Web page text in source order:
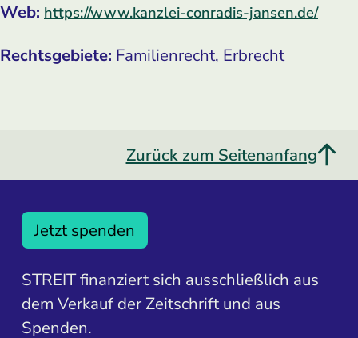
Web: https://www.kanzlei-conradis-jansen.de/
Rechtsgebiete: Familienrecht, Erbrecht
Zurück zum Seitenanfang
Jetzt spenden
STREIT finanziert sich ausschließlich aus
dem Verkauf der Zeitschrift und aus
Spenden.